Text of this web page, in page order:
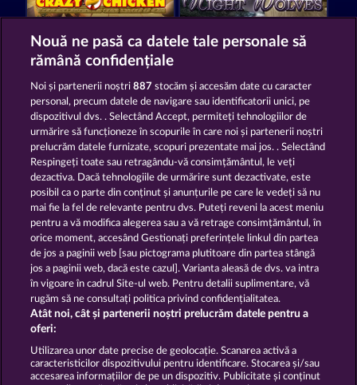
Night Wolves
Atlantic Wilds Duck Shooter
Termeni și condiții
Declarație privind confidențialitatea și
cookies
Asistență tehnică Firmă
Trimite Cererea de Retragere
Nouă ne pasă ca datele tale personale să
rămână confidențiale
Noi și partenerii noștri887 stocăm și accesăm date cu caracter
personal, precum datele de navigare sau identificatorii unici, pe
dispozitivul dvs. . Selectând Accept, permiteți tehnologiilor de
urmărire să funcționeze în scopurile în care noi și partenerii noștri
prelucrăm datele furnizate, scopuri prezentate mai jos. . Selectând
Respingeți toate sau retragându-vă consimțământul, le veți
dezactiva. Dacă tehnologiile de urmărire sunt dezactivate, este
posibil ca o parte din conținut și anunțurile pe care le vedeți să nu
mai fie la fel de relevante pentru dvs. Puteți reveni la acest meniu
pentru a vă modifica alegerea sau a vă retrage consimțământul, în
orice moment, accesând Gestionați preferințele linkul din partea
de jos a paginii web [sau pictograma plutitoare din partea stângă
jos a paginii web, dacă este cazul]. Varianta aleasă de dvs. va intra
în vigoare în cadrul Site-ul web. Pentru detalii suplimentare, vă
rugăm să ne consultați politica privind confidențialitatea.
Atât noi, cât și partenerii noștri prelucrăm datele pentru a
oferi:
Utilizarea unor date precise de geolocație. Scanarea activă a
caracteristicilor dispozitivului pentru identificare. Stocarea și/sau
accesarea informațiilor de pe un dispozitiv. Publicitate și conținut